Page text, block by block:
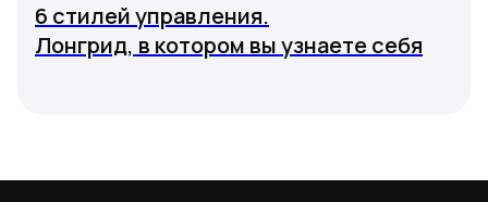
6 стилей управления.
Лонгрид, в котором вы узнаете себя